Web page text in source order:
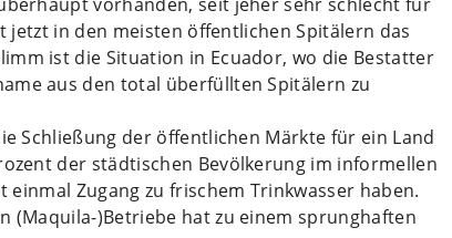
jetzt in den meisten öffentlichen Spitälern das
ist die Situation in Ecuador, wo die Bestatter
aus den total überfüllten Spitälern zu
Schließung der öffentlichen Märkte für ein Land
der städtischen Bevölkerung im informellen
Zugang zu frischem Trinkwasser haben.
(Maquila-)Betriebe hat zu einem sprunghaften